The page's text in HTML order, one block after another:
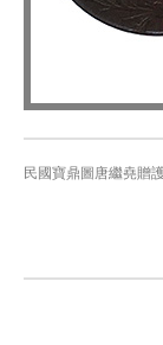
民國寶鼎圖唐繼堯贈